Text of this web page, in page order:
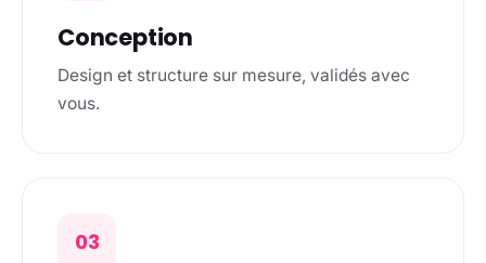
Conception
Design et structure sur mesure, validés avec
vous.
03